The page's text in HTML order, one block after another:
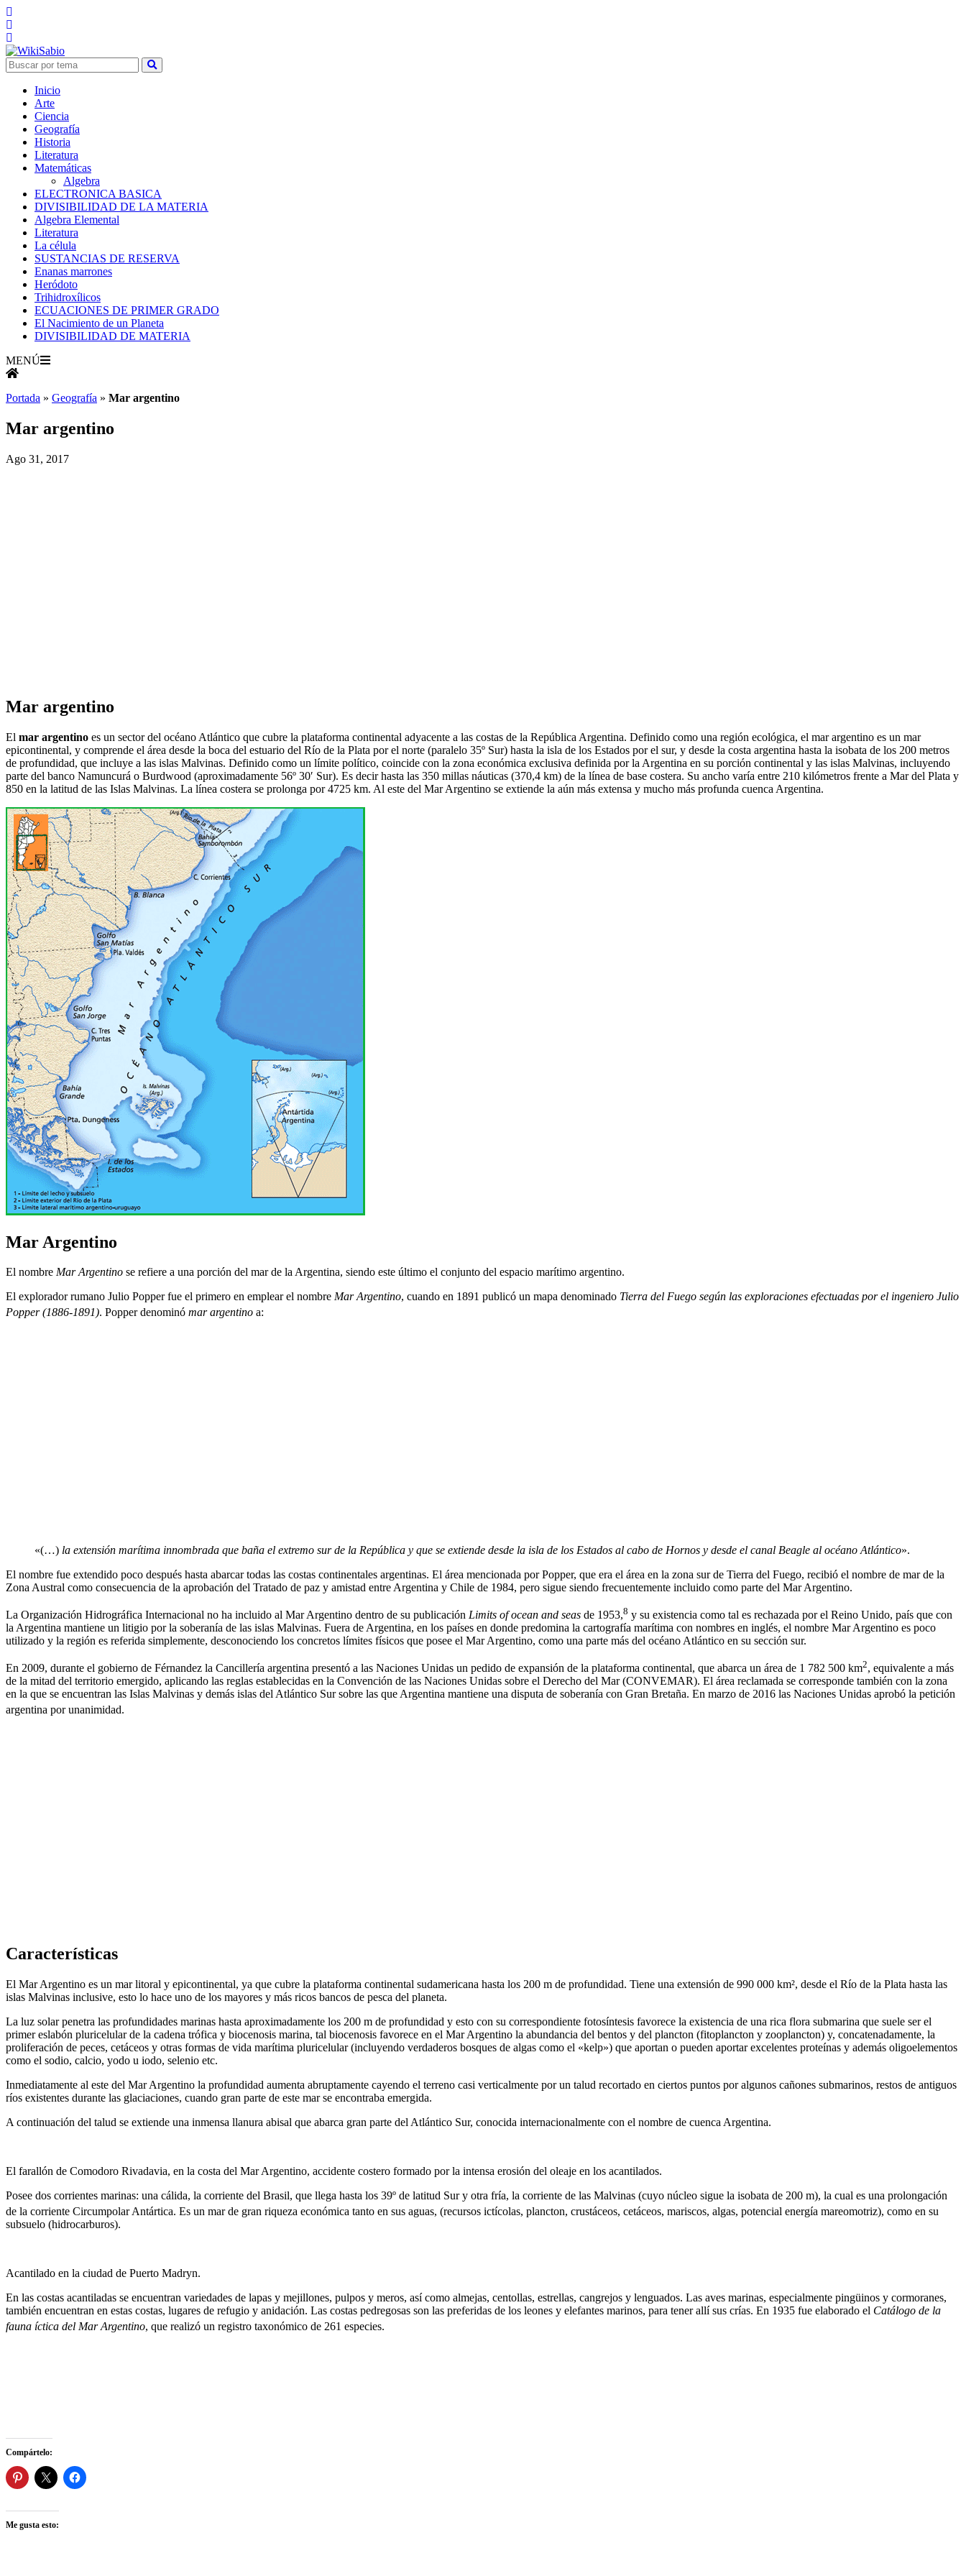
Inicio
Arte
Ciencia
Geografía
Historia
Literatura
Matemáticas
Algebra
ELECTRONICA BASICA
DIVISIBILIDAD DE LA MATERIA
Algebra Elemental
Literatura
La célula
SUSTANCIAS DE RESERVA
Enanas marrones
Heródoto
Trihidroxílicos
ECUACIONES DE PRIMER GRADO
El Nacimiento de un Planeta
DIVISIBILIDAD DE MATERIA
MENÚ
Portada » Geografía » Mar argentino
Mar argentino
Ago 31, 2017
Mar argentino
El mar argentino ​ es un sector del océano Atlántico que cubre la plataforma continental adyacente a las costas de la República Argentina. Definido como una región ecológica, el mar argentino es un mar
epicontinental, y comprende el área desde la boca del estuario del Río de la Plata por el norte (paralelo 35º Sur) hasta la isla de los Estados por el sur, y desde la costa argentina hasta la isobata de los 200 metros
de profundidad, que incluye a las islas Malvinas.​ Definido como un límite político, coincide con la zona económica exclusiva definida por la Argentina en su porción continental y las islas Malvinas, incluyendo
parte del banco Namuncurá o Burdwood (aproximadamente 56º 30′ Sur). Es decir hasta las 350 millas náuticas (370,4 km) de la línea de base costera.​ Su ancho varía entre 210 kilómetros frente a Mar del Plata y
850 en la latitud de las Islas Malvinas. La línea costera se prolonga por 4725 km. Al este del Mar Argentino se extiende la aún más extensa y mucho más profunda cuenca Argentina.
Mar Argentino
El nombre Mar Argentino se refiere a una porción del mar de la Argentina, siendo este último el conjunto del espacio marítimo argentino.
El explorador rumano Julio Popper fue el primero en emplear el nombre Mar Argentino, cuando en 1891 publicó un mapa denominado Tierra del Fuego según las exploraciones efectuadas por el ingeniero Julio
Popper (1886-1891). ​ Popper denominó mar argentino a:
«(…) la extensión marítima innombrada que baña el extremo sur de la República y que se extiende desde la isla de los Estados al cabo de Hornos y desde el canal Beagle al océano Atlántico».
El nombre fue extendido poco después hasta abarcar todas las costas continentales argentinas. El área mencionada por Popper, que era el área en la zona sur de Tierra del Fuego, recibió el nombre de mar de la
Zona Austral como consecuencia de la aprobación del Tratado de paz y amistad entre Argentina y Chile de 1984, pero sigue siendo frecuentemente incluido como parte del Mar Argentino.
La Organización Hidrográfica Internacional no ha incluido al Mar Argentino dentro de su publicación Limits of ocean and seas de 1953,8 ​ y su existencia como tal es rechazada por el Reino Unido, país que con
la Argentina mantiene un litigio por la soberanía de las islas Malvinas. Fuera de Argentina, en los países en donde predomina la cartografía marítima con nombres en inglés, el nombre Mar Argentino es poco
utilizado y la región es referida simplemente, desconociendo los concretos límites físicos que posee el Mar Argentino, como una parte más del océano Atlántico en su sección sur.
En 2009, durante el gobierno de Férnandez la Cancillería argentina presentó a las Naciones Unidas un pedido de expansión de la plataforma continental, que abarca un área de 1 782 500 km2, equivalente a más
de la mitad del territorio emergido, aplicando las reglas establecidas en la Convención de las Naciones Unidas sobre el Derecho del Mar (CONVEMAR). El área reclamada se corresponde también con la zona
en la que se encuentran las Islas Malvinas y demás islas del Atlántico Sur sobre las que Argentina mantiene una disputa de soberanía con Gran Bretaña. En marzo de 2016 las Naciones Unidas aprobó la petición
argentina por unanimidad.
Características
El Mar Argentino es un mar litoral y epicontinental, ya que cubre la plataforma continental sudamericana hasta los 200 m de profundidad. Tiene una extensión de 990 000 km², desde el Río de la Plata hasta las
islas Malvinas inclusive, esto lo hace uno de los mayores y más ricos bancos de pesca del planeta.
La luz solar penetra las profundidades marinas hasta aproximadamente los 200 m de profundidad y esto con su correspondiente fotosíntesis favorece la existencia de una rica flora submarina que suele ser el
primer eslabón pluricelular de la cadena trófica y biocenosis marina, tal biocenosis favorece en el Mar Argentino la abundancia del bentos y del plancton (fitoplancton y zooplancton) y, concatenadamente, la
proliferación de peces, cetáceos y otras formas de vida marítima pluricelular (incluyendo verdaderos bosques de algas como el «kelp») que aportan o pueden aportar excelentes proteínas y además oligoelementos
como el sodio, calcio, yodo u iodo, selenio etc.
Inmediatamente al este del Mar Argentino la profundidad aumenta abruptamente cayendo el terreno casi verticalmente por un talud recortado en ciertos puntos por algunos cañones submarinos, restos de antiguos
ríos existentes durante las glaciaciones, cuando gran parte de este mar se encontraba emergida.
A continuación del talud se extiende una inmensa llanura abisal que abarca gran parte del Atlántico Sur, conocida internacionalmente con el nombre de cuenca Argentina.
El farallón de Comodoro Rivadavia, en la costa del Mar Argentino, accidente costero formado por la intensa erosión del oleaje en los acantilados.
Posee dos corrientes marinas: una cálida, la corriente del Brasil, que llega hasta los 39º de latitud Sur y otra fría, la corriente de las Malvinas (cuyo núcleo sigue la isobata de 200 m), la cual es una prolongación
de la corriente Circumpolar Antártica. ​ Es un mar de gran riqueza económica tanto en sus aguas, (recursos ictícolas, plancton, crustáceos, cetáceos, mariscos, algas, potencial energía mareomotriz), como en su
subsuelo (hidrocarburos).
Acantilado en la ciudad de Puerto Madryn.
En las costas acantiladas se encuentran variedades de lapas y mejillones, pulpos y meros, así como almejas, centollas, estrellas, cangrejos y lenguados. Las aves marinas, especialmente pingüinos y cormoranes,
también encuentran en estas costas, lugares de refugio y anidación. Las costas pedregosas son las preferidas de los leones y elefantes marinos, para tener allí sus crías. En 1935 fue elaborado el Catálogo de la
fauna íctica del Mar Argentino, que realizó un registro taxonómico de 261 especies.
Compártelo:
Me gusta esto: